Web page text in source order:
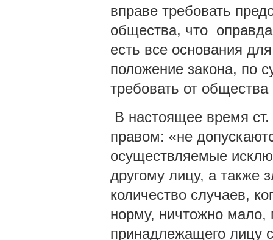
вправе требовать
общества, что
есть все основания
положение закона, по
требовать от
В настоящее время
правом: «не
осуществляемые
другому лицу, а также
количество случаев,
норму, ничтожно мало,
принадлежащего лицу